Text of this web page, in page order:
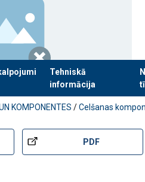
Tehniskā
informācija
KOMPONENTES /Celšanas
PDF